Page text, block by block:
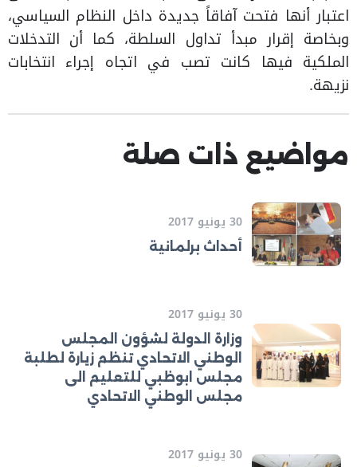
اعتبار أنها فتحت آفاقاً جديدة داخل النظام السياسي،
وبخاصة إقرار مبدأ تداول السلطة، كما أن التدخلات
الملكية فيها كانت تصب في اتجاه إجراء انتخابات
نزيهة.
مواضيع ذات صلة
30 يونيو 2017
أحداث برلمانية
30 يونيو 2017
وزارة الدولة لشؤون المجلس
الوطني الاتحادي تنظم زيارة لطلبة
مجلس ابوظبي للتعليم الى
مجلس الوطني الاتحادي
30 يونيو 2017